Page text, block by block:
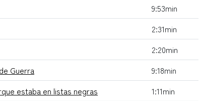
9:53min
2:31min
2:20min
Guerra
9:18min
estaba en listas negras
1:11min